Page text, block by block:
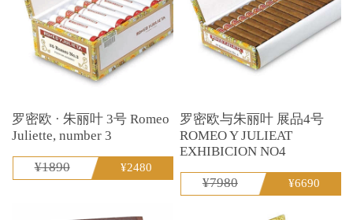
罗密欧 · 朱丽叶 3号 Romeo
Juliette, number 3
¥1890 ¥2480
罗密欧与朱丽叶 展品4号
ROMEO Y JULIEAT
EXHIBICION NO4
¥7980 ¥6690